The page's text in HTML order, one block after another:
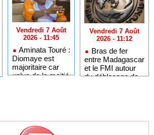
Vendredi 7 Août
2026 - 11:45
Aminata Touré :
Diomaye est
majoritaire car
«plus de la moitié
Vendredi 7 Août
2026 - 11:12
Bras de fer
entre Madagascar
et le FMI autour
du déblocage de